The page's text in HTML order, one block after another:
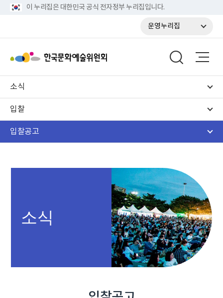
이 누리집은 대한민국 공식 전자정부 누리집입니다.
운영누리집
소식
입찰
입찰공고
소식